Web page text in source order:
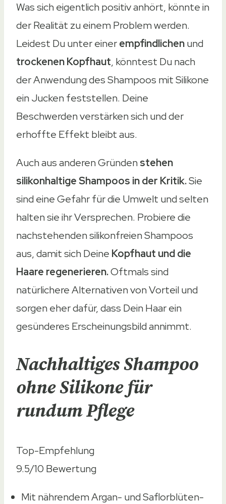
Was sich eigentlich positiv anhört, könnte in
der Realität zu einem Problem werden.
Leidest Du unter einerempfindlichenund
trockenen Kopfhaut, könntest Du nach
der Anwendung des Shampoos mit Silikone
ein Jucken feststellen. Deine
Beschwerden verstärken sich und der
erhoffte Effekt bleibt aus.
Auch aus anderen Gründenstehen
silikonhaltige Shampoos in der Kritik.Sie
sind eine Gefahr für die Umwelt und selten
halten sie ihr Versprechen. Probiere die
nachstehenden silikonfreien Shampoos
aus, damit sich Deine Kopfhaut und die
Haare regenerieren.Oftmals sind
natürlichere Alternativen von Vorteil und
sorgen eher dafür, dass Dein Haar ein
gesünderes Erscheinungsbild annimmt.
Nachhaltiges Shampoo
ohne Silikone für
rundum Pflege
Top-Empfehlung
9.5/10 Bewertung
Mit nährendem Argan- und Saflorblüten-